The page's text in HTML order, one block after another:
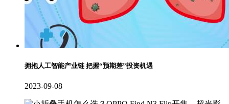
拥抱人工智能产业链 把握“预期差”投资机遇
2023-09-08